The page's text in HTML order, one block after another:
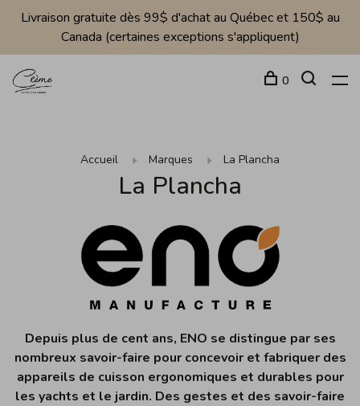
Livraison gratuite dès 99$ d'achat au Québec et 150$ au
Canada (certaines exceptions s'appliquent)
0
Accueil Marques La Plancha
La Plancha
Depuis plus de cent ans, ENO se distingue par ses
nombreux savoir-faire pour concevoir et fabriquer des
appareils de cuisson ergonomiques et durables pour
les yachts et le jardin. Des gestes et des savoir-faire